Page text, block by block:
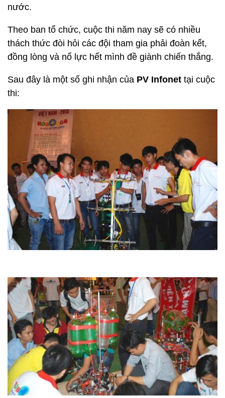
nước.
Theo ban tổ chức, cuộc thi năm nay sẽ có nhiều
thách thức đòi hỏi các đội tham gia phải đoàn kết,
đồng lòng và nổ lực hết mình đề giành chiến thắng.
Sau đây là một số ghi nhận của PV Infonet tại cuộc
thi: